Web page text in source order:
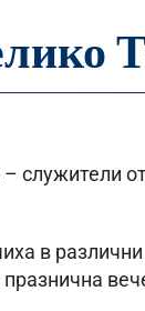
служители
в